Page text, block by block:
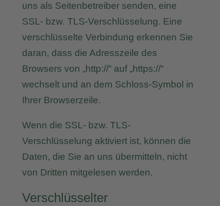
uns als Seitenbetreiber senden, eine
SSL- bzw. TLS-Verschlüsselung. Eine
verschlüsselte Verbindung erkennen Sie
daran, dass die Adresszeile des
Browsers von „http://“ auf „https://“
wechselt und an dem Schloss-Symbol in
Ihrer Browserzeile.
Wenn die SSL- bzw. TLS-
Verschlüsselung aktiviert ist, können die
Daten, die Sie an uns übermitteln, nicht
von Dritten mitgelesen werden.
Verschlüsselter